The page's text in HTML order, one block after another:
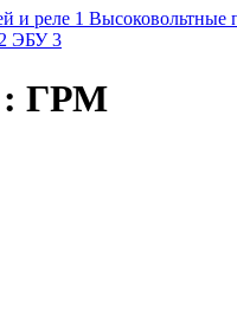
и реле 1 Высоковольтные
ЭБУ 3
: ГРМ